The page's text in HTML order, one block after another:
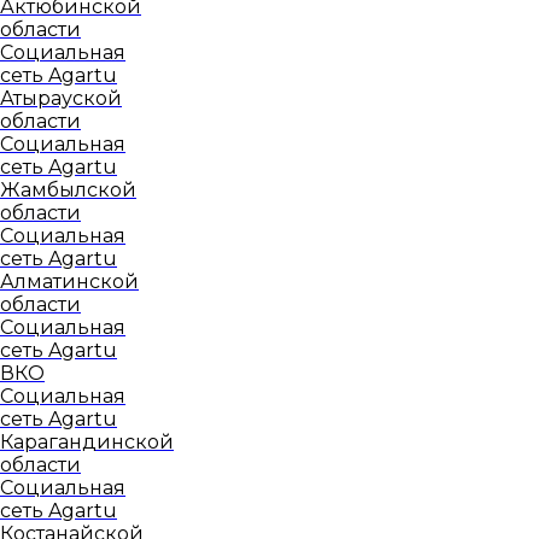
Актюбинской
области
Социальная
сеть Agartu
Атырауской
области
Социальная
сеть Agartu
Жамбылской
области
Социальная
сеть Agartu
Алматинской
области
Социальная
сеть Agartu
ВКО
Социальная
сеть Agartu
Карагандинской
области
Социальная
сеть Agartu
Костанайской